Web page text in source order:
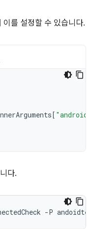
를 설정할 수 있습니다.
[
다.
-P